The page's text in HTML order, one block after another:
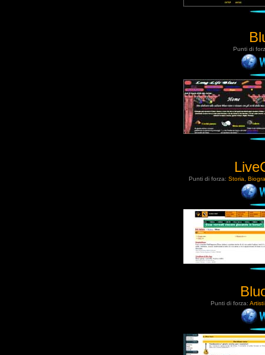
Punti di
Punti di forza: Storia,
Punti di forza: